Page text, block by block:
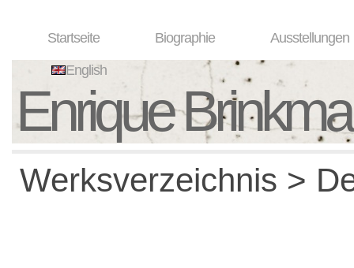
Startseite Biographie Ausstellungen
English
Enrique
Werksverzeichnis >